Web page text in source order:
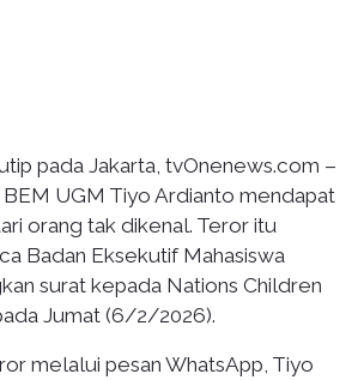
pada Jakarta, tvOnenews.com –
UGM Tiyo Ardianto mendapat
orang tak dikenal. Teror itu
Badan Eksekutif Mahasiswa
surat kepada Nations Children
Jumat (6/2/2026).
melalui pesan WhatsApp, Tiyo